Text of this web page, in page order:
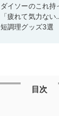
ダイソーのこれ持
「疲れて気力な
短調理グッズ3選
目次